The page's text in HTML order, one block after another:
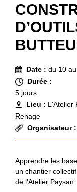
Date : du 10
Durée :
5 jours
Lieu : L'Atelier
Renage
Organisateur :
Apprendre les
un chantier
de l’Atelier Paysan